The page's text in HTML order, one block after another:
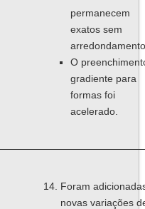
permanecem
exatos sem
O
gradiente para
formas foi
acelerado.
Foram
novas variações